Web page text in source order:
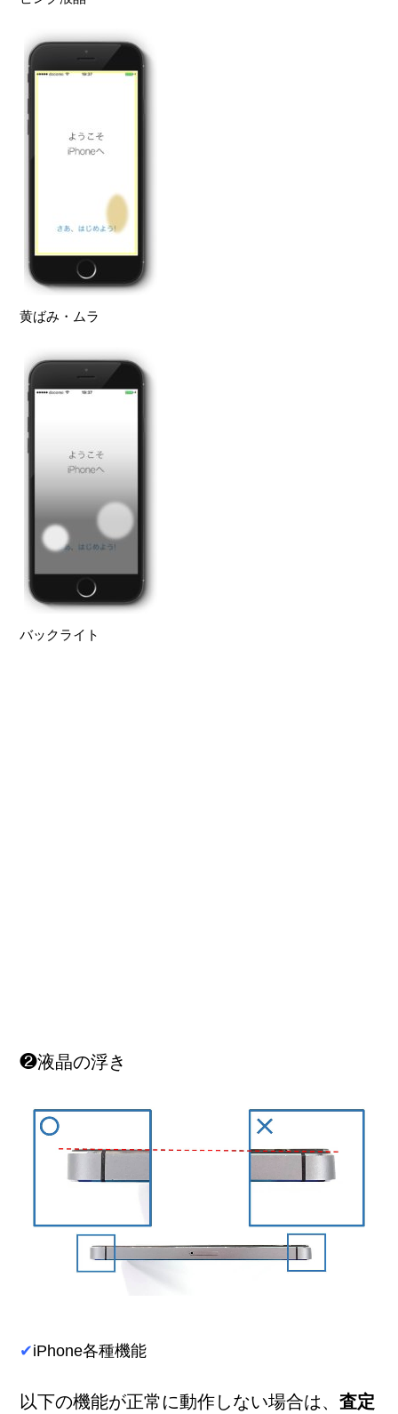
黄ばみ・ムラ
バックライト
❷液晶の浮き
✔iPhone各種機能
以下の機能が正常に動作しない場合は、査定